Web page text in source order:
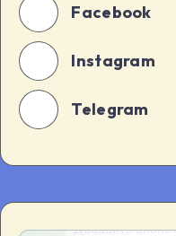
Facebook
Instagram
Telegram